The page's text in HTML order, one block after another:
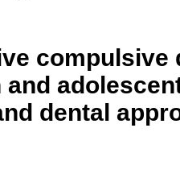
compulsive
and
dental